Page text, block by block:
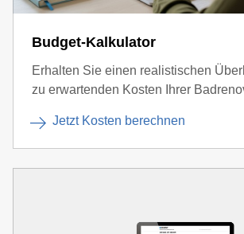
Budget-Kalkulator
Erhalten Sie einen realistischen
zu erwartenden Kosten Ihrer
Jetzt Kosten berechnen